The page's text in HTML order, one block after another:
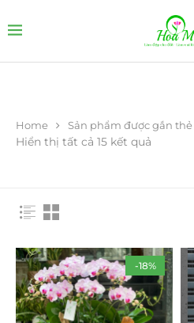
Home Sản phẩm được gắn
Hiển thị tất cả 15 kết quả
-18%